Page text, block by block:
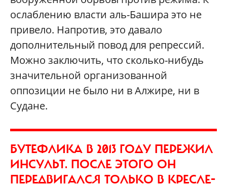
ослаблению власти аль-Башира это не
привело. Напротив, это давало
дополнительный повод для репрессий.
Можно заключить, что сколько-нибудь
значительной организованной
оппозиции не было ни в Алжире, ни в
Судане.
БУТЕФЛИКА В 2013 ГОДУ ПЕРЕЖИЛ
ИНСУЛЬТ. ПОСЛЕ ЭТОГО ОН
ПЕРЕДВИГАЛСЯ ТОЛЬКО В КРЕСЛЕ-